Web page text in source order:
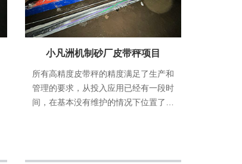
小凡洲机制砂厂皮带秤项目
所有高精度皮带秤的精度满足了生产和
管理的要求，从投入应用已经有一段时
间，在基本没有维护的情况下位置了稳